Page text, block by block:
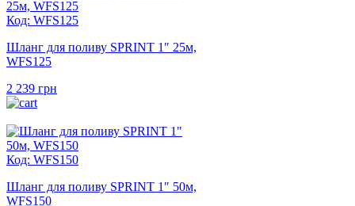
Код: WFS125
Шланг для поливу SPRINT 1″ 25м,
WFS125
2 239 грн
Код: WFS150
Шланг для поливу SPRINT 1″ 50м,
WFS150